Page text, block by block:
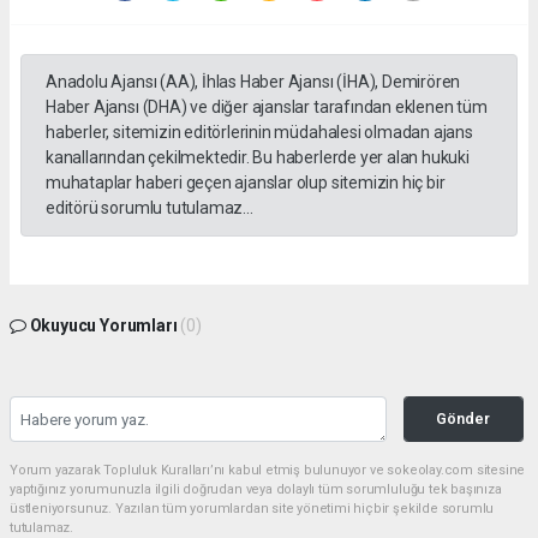
Anadolu Ajansı (AA), İhlas Haber Ajansı (İHA), Demirören
Haber Ajansı (DHA) ve diğer ajanslar tarafından eklenen tüm
haberler, sitemizin editörlerinin müdahalesi olmadan ajans
kanallarından çekilmektedir. Bu haberlerde yer alan hukuki
muhataplar haberi geçen ajanslar olup sitemizin hiç bir
editörü sorumlu tutulamaz...
Okuyucu Yorumları (0)
Gönder
Yorum yazarak Topluluk Kuralları’nı kabul etmiş bulunuyor ve sokeolay.com sitesine
yaptığınız yorumunuzla ilgili doğrudan veya dolaylı tüm sorumluluğu tek başınıza
üstleniyorsunuz. Yazılan tüm yorumlardan site yönetimi hiçbir şekilde sorumlu
tutulamaz.